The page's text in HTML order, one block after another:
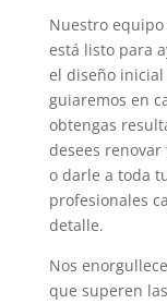
Nuestro
está listo para
el diseño
guiaremos en
obtengas
desees
o darle a toda
profesionales
detalle.
Nos
que superen